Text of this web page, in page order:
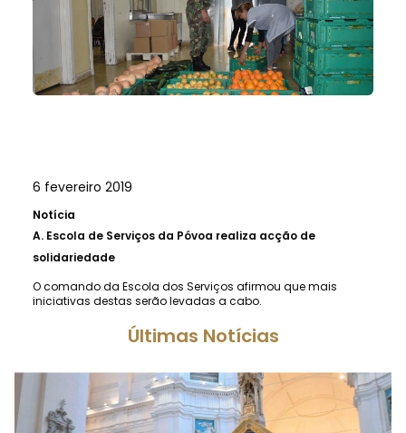
6 fevereiro 2019
Notícia
A. Escola de Serviços da Póvoa realiza acção de
solidariedade
O comando da Escola dos Serviços afirmou que mais
iniciativas destas serão levadas a cabo.
Últimas Notícias